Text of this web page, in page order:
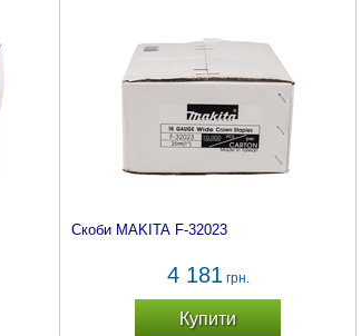
Скоби MAKITA F-32023
4 181грн.
Купити